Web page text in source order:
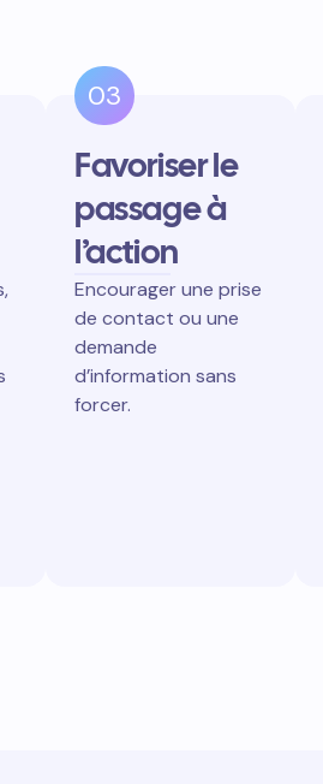
03
Favoriser le
passage à
l’action
Encourager une prise
de contact ou une
demande
d’information sans
forcer.